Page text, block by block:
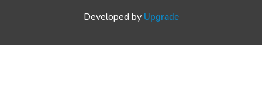
Developed by Upgrade